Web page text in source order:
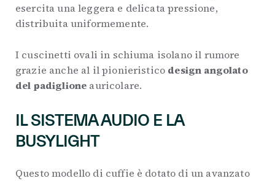
esercita una leggera e delicata pressione,
distribuita uniformemente.
I cuscinetti ovali in schiuma isolano il rumore
grazie anche al il pionieristico design angolato
del padiglione auricolare.
IL SISTEMA AUDIO E LA
BUSYLIGHT
Questo modello di cuffie è dotato di un avanzato